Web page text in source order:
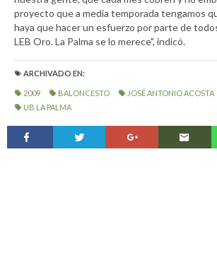
proyecto que a media temporada tengamos
haya que hacer un esfuerzo por parte de
LEB Oro. La Palma se lo merece", indicó.
ARCHIVADO EN:
2009 BALONCESTO JOSÉ ANTONIO ACOSTA
UB LA PALMA